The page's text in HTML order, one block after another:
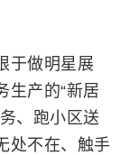
于做明星展
生产的“新居
、跑小区送
处不在、触手